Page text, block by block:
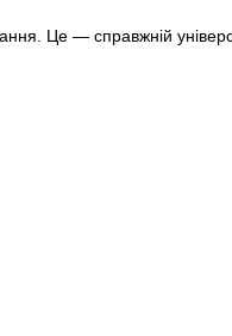
Це — справжній